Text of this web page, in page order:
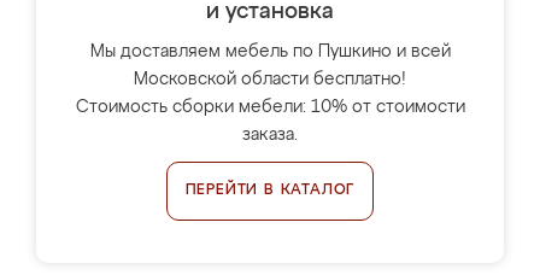
и установка
Мы доставляем мебель по Пушкино и всей
Московской области бесплатно!
Стоимость сборки мебели: 10% от стоимости
заказа.
ПЕРЕЙТИ В КАТАЛОГ